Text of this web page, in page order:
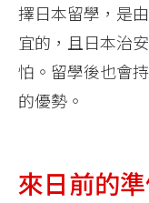
擇日本留學，是
宜的，且日本治
怕。留學後也會
的優勢。
來日前的